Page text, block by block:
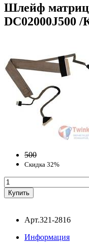
Шлейф
DC02000J500 /
500
Скидка 32%
Арт.321-2816
Информация